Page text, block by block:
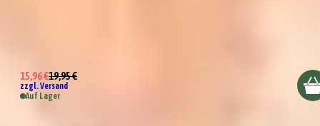
15,96 €19,95 €
zzgl. Versand
Auf Lager